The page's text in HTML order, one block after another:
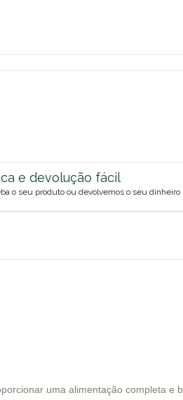
e devolução fácil
o seu produto ou devolvemos o seu dinheiro
uma alimentação completa